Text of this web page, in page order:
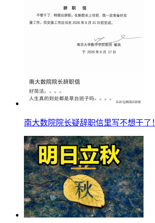
南大数院院长疑辞职信里写不想干